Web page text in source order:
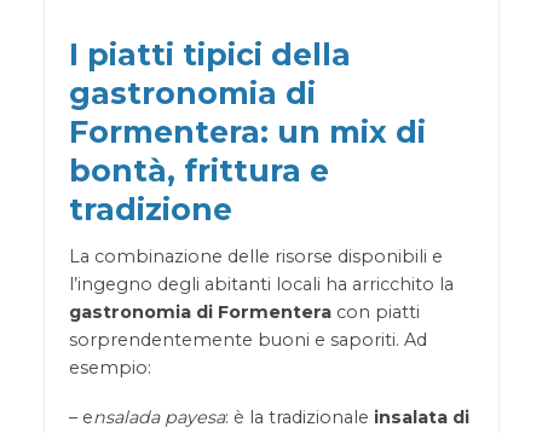
I piatti tipici della
gastronomia di
Formentera: un mix di
bontà, frittura e
tradizione
La combinazione delle risorse disponibili e
l’ingegno degli abitanti locali ha arricchito la
gastronomia di Formenteracon piatti
sorprendentemente buoni e saporiti. Ad
esempio:
– ensalada payesa: è la tradizionale insalata di